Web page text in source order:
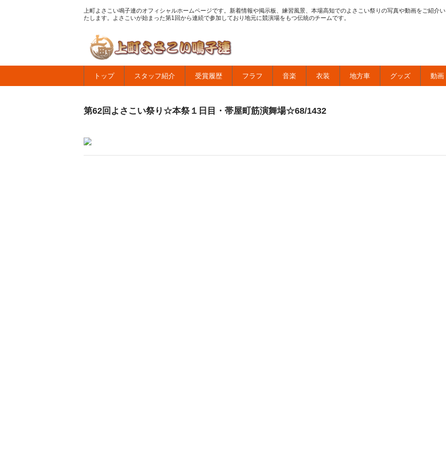
上町よさこい鳴子連のオフィシャルホームページです。新着情報や掲示板、練習風景、本場高知でのよさこい祭りの写真や動画をご紹介い
たします。よさこいが始まった第1回から連続で参加しており地元に競演場をもつ伝統のチームです。
トップ スタッフ紹介 受賞履歴 フラフ 音楽 衣装 地方車 グッズ 動画
第62回よさこい祭り☆本祭１日目・帯屋町筋演舞場☆68/1432